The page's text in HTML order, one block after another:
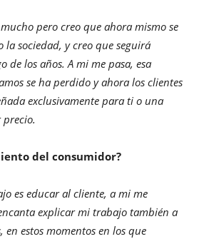
pero creo que ahora mismo se
la sociedad, y creo que seguirá
de los años. A mi me pasa, esa
se ha perdido y ahora los clientes
exclusivamente para ti o una
del consumidor?
es educar al cliente, a mi me
explicar mi trabajo también a
en estos momentos en los que